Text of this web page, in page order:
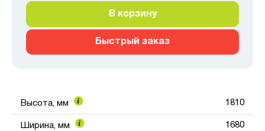
В корзину
Быстрый заказ
Высота, мм 1810
Ширина, мм 1680